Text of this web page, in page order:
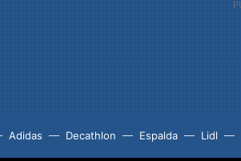
Adidas Decathlon Espalda Lidl